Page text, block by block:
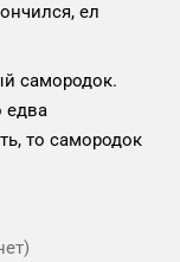
ел
самородок.
едва
то самородок